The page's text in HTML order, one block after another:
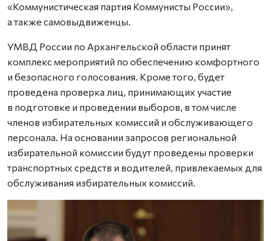
«Коммунистическая партия Коммунисты России»,
а также самовыдвиженцы.
УМВД России по Архангельской области принят
комплекс мероприятий по обеспечению комфортного
и безопасного голосования. Кроме того, будет
проведена проверка лиц, принимающих участие
в подготовке и проведении выборов, в том числе
членов избирательных комиссий и обслуживающего
персонала. На основании запросов региональной
избирательной комиссии будут проведены проверки
транспортных средств и водителей, привлекаемых для
обслуживания избирательных комиссий.